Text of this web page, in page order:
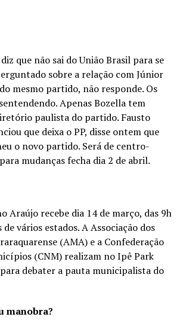
que não sai do União Brasil para se
sobre a relação com Júnior
mesmo partido, não responde. Os
Apenas Bozella tem
paulista do partido. Fausto
que deixa o PP, disse ontem que
o novo partido. Será de centro-
mudanças fecha dia 2 de abril.
Araújo recebe dia 14 de março, das 9h
vários estados. A Associação dos
(AMA) e a Confederação
(CNM) realizam no Ipê Park
debater a pauta municipalista do
manobra?